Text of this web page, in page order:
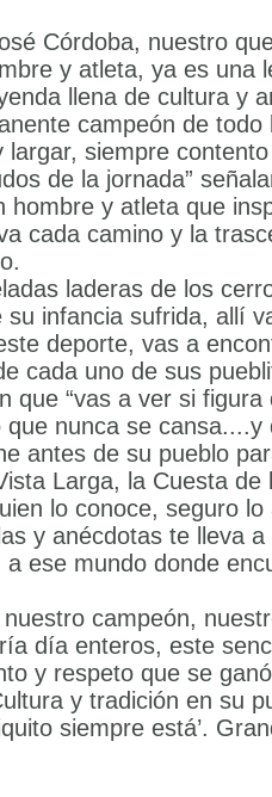
Córdoba, nuestro
y atleta, ya es una
llena de cultura y
campeón de
largar, siempre
de la jornada”
hombre y atleta que
cada camino y la
laderas de los
infancia sufrida, allí
deporte, vas a
cada uno de sus
que “vas a ver si
nunca se cansa....y
antes de su pueblo
Larga, la Cuesta de
lo conoce, seguro
y anécdotas te lleva
a ese mundo donde
campeón,
día enteros, este
y respeto que se
y tradición en su
siempre está’.